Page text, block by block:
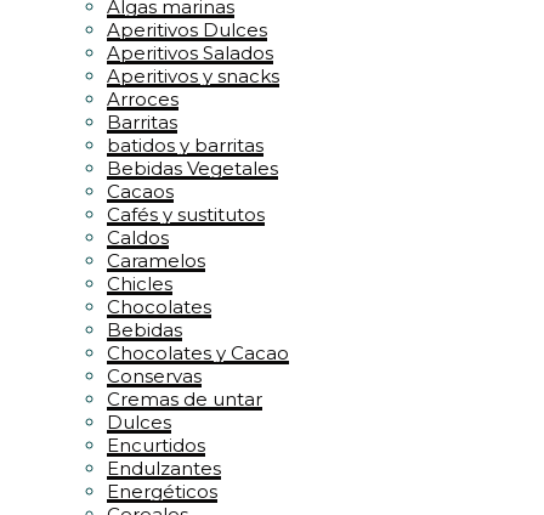
Algas marinas
Aperitivos Dulces
Aperitivos Salados
Aperitivos y snacks
Arroces
Barritas
batidos y barritas
Bebidas Vegetales
Cacaos
Cafés y sustitutos
Caldos
Caramelos
Chicles
Chocolates
Bebidas
Chocolates y Cacao
Conservas
Cremas de untar
Dulces
Encurtidos
Endulzantes
Energéticos